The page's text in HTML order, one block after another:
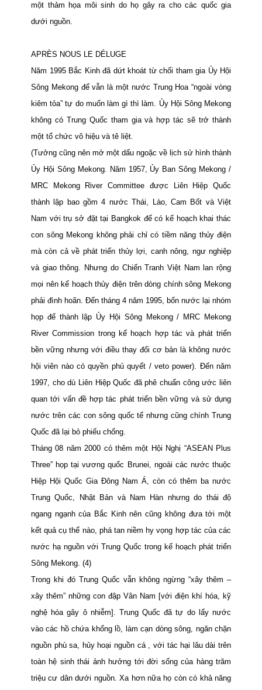
một thảm họa môi sinh do họ gây ra cho các quốc gia
dưới nguồn.
APRÈS NOUS LE DÉLUGE
Năm 1995 Bắc Kinh đã dứt khoát từ chối tham gia Ủy Hội
Sông Mekong để vẫn là một nước Trung Hoa “ngoài vòng
kiêm tỏa” tự do muốn làm gì thì làm. Ủy Hội Sông Mekong
không có Trung Quốc tham gia và hợp tác sẽ trở thành
một tổ chức vô hiệu và tê liệt.
(Tưởng cũng nên mở một dấu ngoặc về lịch sử hình thành
Ủy Hội Sông Mekong. Năm 1957, Ủy Ban Sông Mekong /
MRC Mekong River Committee được Liên Hiệp Quốc
thành lập bao gồm 4 nước Thái, Lào, Cam Bốt và Việt
Nam với trụ sở đặt tại Bangkok để có kế hoạch khai thác
con sông Mekong không phải chỉ có tiềm năng thủy điện
mà còn cả về phát triển thủy lợi, canh nông, ngư nghiệp
và giao thông. Nhưng do Chiến Tranh Việt Nam lan rộng
mọi nên kế hoạch thủy điện trên dòng chính sông Mekong
phải đình hoãn. Đến tháng 4 năm 1995, bốn nước lại nhóm
họp để thành lập Ủy Hội Sông Mekong / MRC Mekong
River Commission trong kế hoạch hợp tác và phát triển
bền vững nhưng với điều thay đổi cơ bản là không nước
hội viên nào có quyền phủ quyết / veto power). Đến năm
1997, cho dù Liên Hiệp Quốc đã phê chuẩn công ước liên
quan tới vấn đề hợp tác phát triển bền vững và sử dụng
nước trên các con sông quốc tế nhưng cũng chính Trung
Quốc đã lại bỏ phiếu chống.
Tháng 08 năm 2000 có thêm một Hội Nghị “ASEAN Plus
Three” họp tại vương quốc Brunei, ngoài các nước thuộc
Hiệp Hội Quốc Gia Đông Nam Á, còn có thêm ba nước
Trung Quốc, Nhật Bản và Nam Hàn nhưng do thái độ
ngang ngạnh của Bắc Kinh nên cũng không đưa tới một
kết quả cụ thể nào, phá tan niềm hy vọng hợp tác của các
nước hạ nguồn với Trung Quốc trong kế hoạch phát triển
Sông Mekong. (4)
Trong khi đó Trung Quốc vẫn không ngừng “xây thêm –
xây thêm” những con đập Vân Nam [với điện khí hóa, kỹ
nghệ hóa gây ô nhiễm]. Trung Quốc đã tự do lấy nước
vào các hồ chứa khổng lồ, làm cạn dòng sông, ngăn chặn
nguồn phù sa, hủy hoại nguồn cá , với tác hại lâu dài trên
toàn hệ sinh thái ảnh hưởng tới đời sống của hàng trăm
triệu cư dân dưới nguồn. Xa hơn nữa họ còn có khả năng